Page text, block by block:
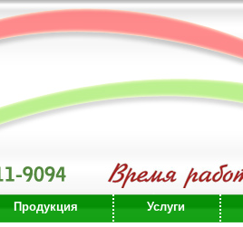
Продукция Услуги